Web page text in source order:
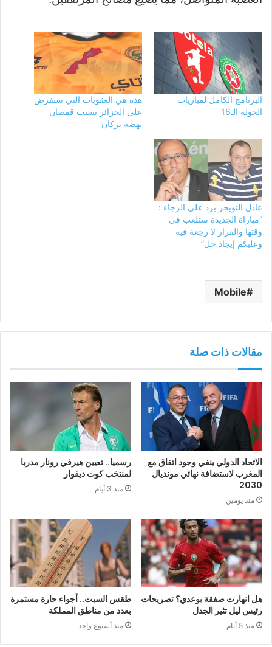
البرنامج الكامل لمباريات
الجولة الـ16
هذه هي العقوبات التي ستفرض
على الجزائر بسبب قمصان
نهضة بركان
عادل التويجر يرد على الرجاء :
“مباراة الجديدة ستلعب في
وقتها والقرار لا رجعة فيه
وعليكم إيجاد حل”
Mobile
مقالات ذات صلة
الاتحاد الدولي ينفي وجود اتفاق مع
المغرب لاستضافة نهائي مونديال
2030
منذ يومين
رسميا.. تعيين هيرفي رونار مدربا
لمنتخب كوت ديفوار
منذ 3 أيام
هل انهارت صفقة بوعدي؟ تصريحات
رئيس ليل تثير الجدل
منذ 5 أيام
طقس السبت.. أجواء حارة مستمرة
بعدد من مناطق المملكة
منذ أسبوع واحد